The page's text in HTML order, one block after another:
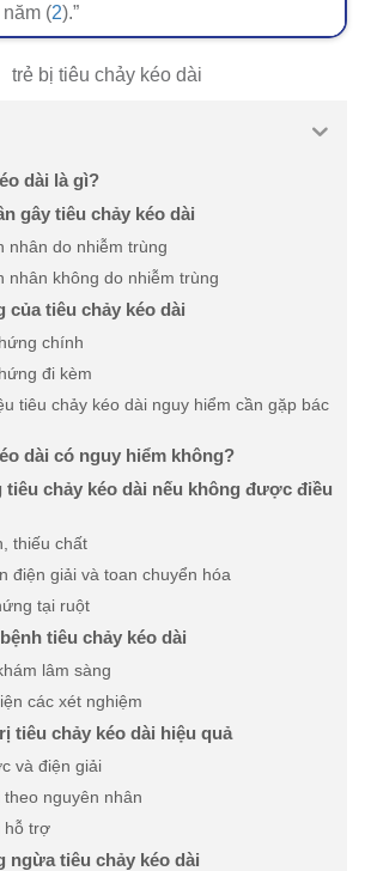
(2).”
dài là gì?
gây tiêu chảy kéo dài
nhân do nhiễm trùng
nhân không do nhiễm trùng
của tiêu chảy kéo dài
chính
đi kèm
tiêu chảy kéo dài nguy hiểm cần gặp bác
dài có nguy hiểm không?
tiêu chảy kéo dài nếu không được điều
thiếu chất
điện giải và toan chuyển hóa
tại ruột
tiêu chảy kéo dài
lâm sàng
các xét nghiệm
tiêu chảy kéo dài hiệu quả
và điện giải
nguyên nhân
hỗ trợ
ngừa tiêu chảy kéo dài